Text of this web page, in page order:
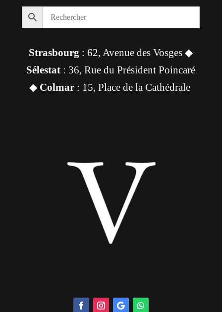
Strasbourg : 62, Avenue des Vosges ◆
Sélestat : 36, Rue du Président Poincaré
◆ Colmar: 15, Place de la Cathédrale